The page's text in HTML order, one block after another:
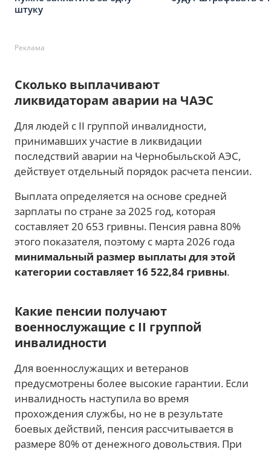
штуку
Реклама
Сколько выплачивают
ликвидаторам аварии на ЧАЭС
Для людей с II группой инвалидности,
принимавших участие в ликвидации
последствий аварии на Чернобыльской АЭС,
действует отдельный порядок расчета пенсии.
Выплата определяется на основе средней
зарплаты по стране за 2025 год, которая
составляет 20 653 гривны. Пенсия равна 80%
этого показателя, поэтому с марта 2026 года
минимальный размер выплаты для этой
категории составляет 16 522,84 гривны.
Какие пенсии получают
военнослужащие с II группой
инвалидности
Для военнослужащих и ветеранов
предусмотрены более высокие гарантии. Если
инвалидность наступила во время
прохождения службы, но не в результате
боевых действий, пенсия рассчитывается в
размере 80% от денежного довольствия. При